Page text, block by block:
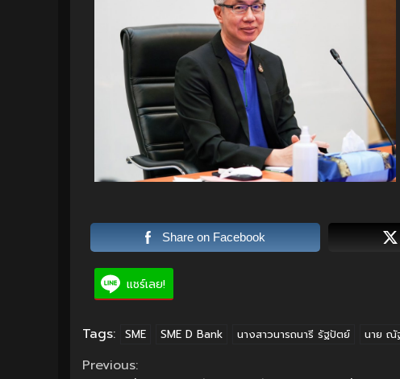
Share on Facebook
แชร์เลย!
Tags: SME SME D Bank นางสาวนารถนารี รัฐปัตย์ นาย ณั
Continue
Previous: